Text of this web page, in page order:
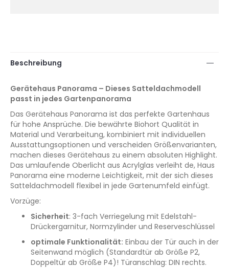
Beschreibung
Gerätehaus Panorama – Dieses Satteldachmodell
passt in jedes Gartenpanorama
Das Gerätehaus Panorama ist das perfekte Gartenhaus
für hohe Ansprüche. Die bewährte Biohort Qualität in
Material und Verarbeitung, kombiniert mit individuellen
Ausstattungsoptionen und verscheiden Größenvarianten,
machen dieses Gerätehaus zu einem absoluten Highlight.
Das umlaufende Oberlicht aus Acrylglas verleiht de, Haus
Panorama eine moderne Leichtigkeit, mit der sich dieses
Satteldachmodell flexibel in jede Gartenumfeld einfügt.
Vorzüge:
Sicherheit: 3-fach Verriegelung mit Edelstahl-
Drückergarnitur, Normzylinder und Reserveschlüssel
optimale Funktionalität: Einbau der Tür auch in der
Seitenwand möglich (Standardtür ab Größe P2,
Doppeltür ab Größe P4)! Türanschlag: DIN rechts.